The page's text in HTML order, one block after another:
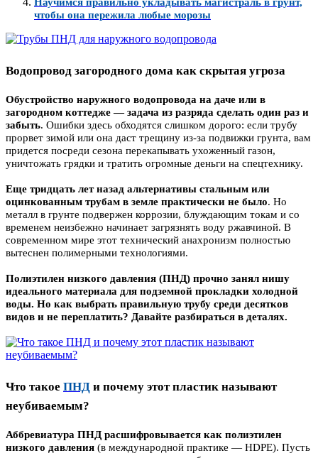
чтобы она пережила любые морозы
Водопровод загородного дома как скрытая угроза
Обустройство наружного водопровода на даче или в
загородном коттедже — задача из разряда сделать один раз и
забыть. Ошибки здесь обходятся слишком дорого: если трубу
прорвет зимой или она даст трещину из-за подвижки грунта, вам
придется посреди сезона перекапывать ухоженный газон,
уничтожать грядки и тратить огромные деньги на спецтехнику.
Еще тридцать лет назад альтернативы стальным или
оцинкованным трубам в земле практически не было. Но
металл в грунте подвержен коррозии, блуждающим токам и со
временем неизбежно начинает загрязнять воду ржавчиной. В
современном мире этот технический анахронизм полностью
вытеснен полимерными технологиями.
Полиэтилен низкого давления (ПНД) прочно занял нишу
идеального материала для подземной прокладки холодной
воды. Но как выбрать правильную трубу среди десятков
видов и не переплатить? Давайте разбираться в деталях.
Что такое ПНД и почему этот пластик называют
неубиваемым?
Аббревиатура ПНД расшифровывается как полиэтилен
низкого давления (в международной практике — HDPE). Пусть